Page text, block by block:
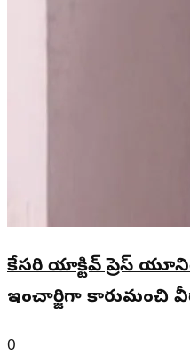
కేసరి యాక్టివ్ ప్రెస్
ఇంచార్జిగా కారుమంచి
0